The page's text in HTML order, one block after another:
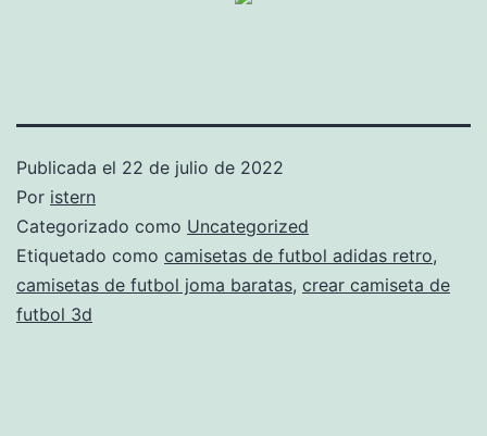
Publicada el 22 de julio de 2022
Por istern
Categorizado como Uncategorized
Etiquetado como camisetas de futbol adidas retro,
camisetas de futbol joma baratas, crear camiseta de
futbol 3d